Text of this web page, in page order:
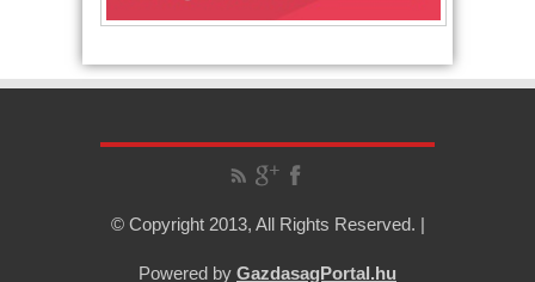
© Copyright 2013, All Rights Reserved. |
Powered by GazdasagPortal.hu